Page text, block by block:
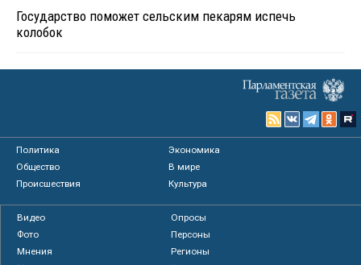
Государство поможет сельским пекарям испечь
колобок
Политика
Экономика
Общество
В мире
Происшествия
Культура
Видео
Опросы
Фото
Персоны
Мнения
Регионы